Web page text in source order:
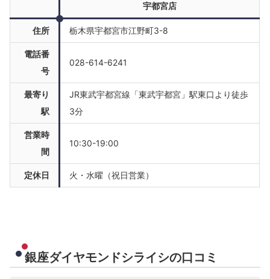
宇都宮店
住所 栃木県宇都宮市江野町3-8
電話番
号
028-614-6241
最寄り
駅
JR東武宇都宮線「東武宇都宮」駅東口より徒歩
3分
営業時
間
10:30-19:00
定休日 火・水曜（祝日営業）
銀座ダイヤモンドシライシの口コミ